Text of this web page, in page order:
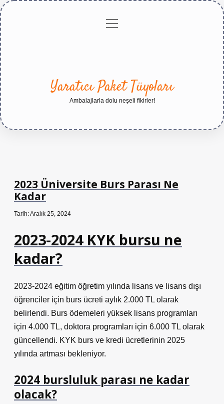
Gizlilikmenüyü
Yaratıcı Paket Tüyoları
Ambalajlarla dolu neşeli fikirler!
2023 Üniversite Burs Parası Ne
Kadar
Tarih: Aralık 25, 2024
2023-2024 KYK bursu ne
kadar?
2023-2024 eğitim öğretim yılında lisans ve lisans dışı
öğrenciler için burs ücreti aylık 2.000 TL olarak
belirlendi. Burs ödemeleri yüksek lisans programları
için 4.000 TL, doktora programları için 6.000 TL olarak
güncellendi. KYK burs ve kredi ücretlerinin 2025
yılında artması bekleniyor.
2024 bursluluk parası ne kadar
olacak?